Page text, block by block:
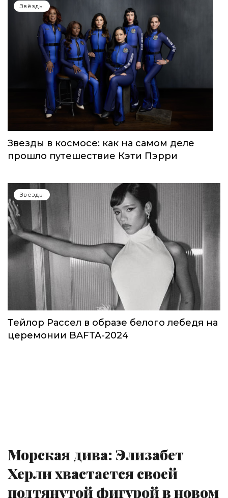
Звёзды
Звезды в космосе: как на самом деле
прошло путешествие Кэти Пэрри
Звёзды
Тейлор Рассел в образе белого лебедя на
церемонии BAFTA-2024
Морская дива: Элизабет
Херли хвастается своей
подтянутой фигурой в новом